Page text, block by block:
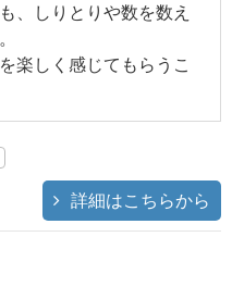
、しりとりや数を数え
楽しく感じてもらうこ
詳細はこちらから